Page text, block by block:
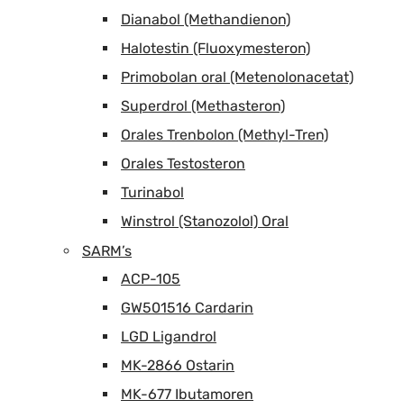
Dianabol (Methandienon)
Halotestin (Fluoxymesteron)
Primobolan oral (Metenolonacetat)
Superdrol (Methasteron)
Orales Trenbolon (Methyl-Tren)
Orales Testosteron
Turinabol
Winstrol (Stanozolol) Oral
SARM’s
ACP-105
GW501516 Cardarin
LGD Ligandrol
MK-2866 Ostarin
MK-677 Ibutamoren